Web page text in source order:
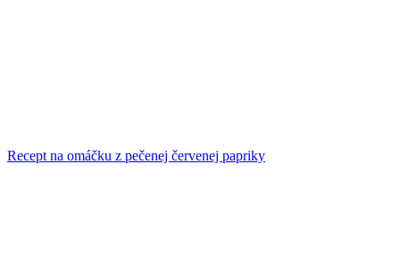
Recept na omáčku z pečenej červenej papriky